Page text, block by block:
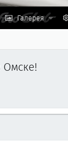
Галерея